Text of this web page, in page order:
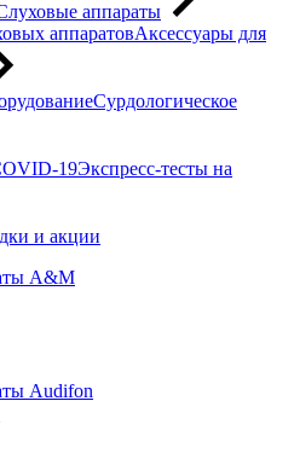
аппараты
Аксессуары для
Сурдологическое
Экспресс-тесты на
и акции
A&M
Audifon